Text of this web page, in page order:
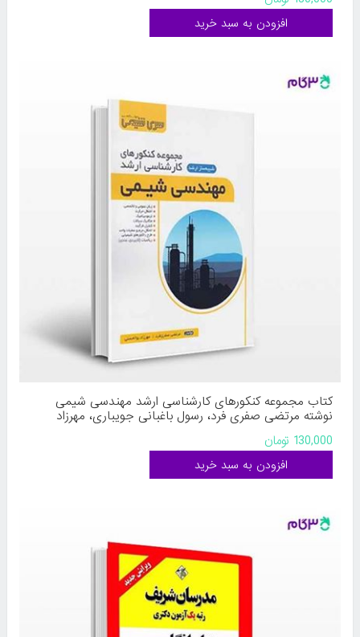
کتاب مجموعه کنکورهای کارشناسی ارشد مهندسی شیمی
نوشته مرتضی صفری فرد، رسول باغبانی جویباری، مهرزاد
بوالحسنی از بینش
130,000 تومان